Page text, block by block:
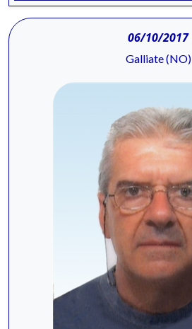
06/10/2017
Galliate (NO)